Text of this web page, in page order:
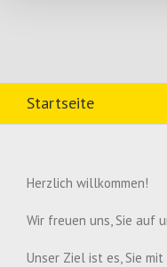
Startseite
Herzlich willkommen!
Wir freuen uns, Sie auf
Unser Ziel ist es, Sie